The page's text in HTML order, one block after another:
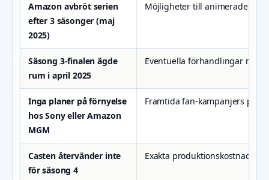
Amazon avbröt serien
efter 3 säsonger (maj
2025)
Möjligheter till animerade
Säsong 3-finalen ägde
rum i april 2025
Eventuella förhandlingar med
Inga planer på förnyelse
hos Sony eller Amazon
MGM
Framtida fan-kampanjers
Casten återvänder inte
för säsong 4
Exakta produktionskostnader